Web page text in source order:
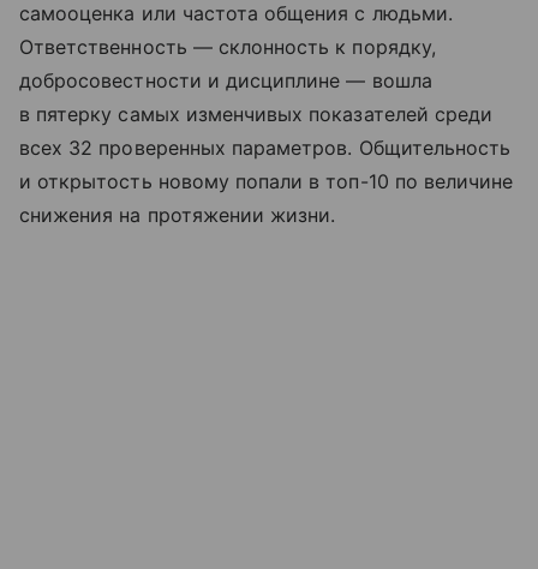
самооценка или частота общения с людьми.
Ответственность — склонность к порядку,
добросовестности и дисциплине — вошла
в пятерку самых изменчивых показателей среди
всех 32 проверенных параметров. Общительность
и открытость новому попали в топ-10 по величине
снижения на протяжении жизни.